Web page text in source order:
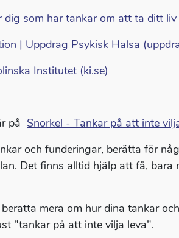
dig som har tankar om att ta ditt liv
| Uppdrag Psykisk Hälsa
Institutet (ki.se)
på Snorkel - Tankar på att inte
och funderingar, berätta för
Det finns alltid hjälp att få,
mera om hur dina tankar
"tankar på att inte vilja leva".